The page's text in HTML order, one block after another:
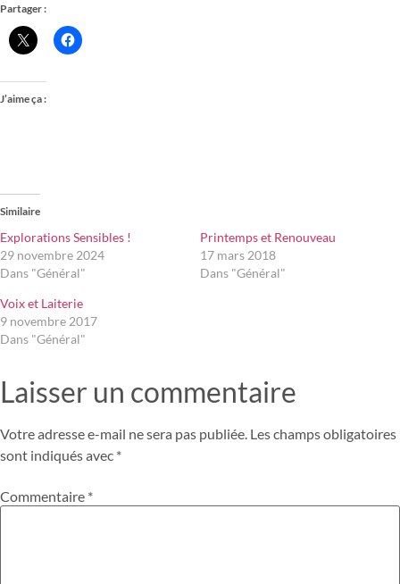
Partager :
J’aime ça :
Similaire
Explorations Sensibles !
29 novembre 2024
Dans "Général"
Printemps et Renouveau
17 mars 2018
Dans "Général"
Voix et Laiterie
9 novembre 2017
Dans "Général"
Laisser un commentaire
Votre adresse e-mail ne sera pas publiée. Les champs obligatoires
sont indiqués avec *
Commentaire *